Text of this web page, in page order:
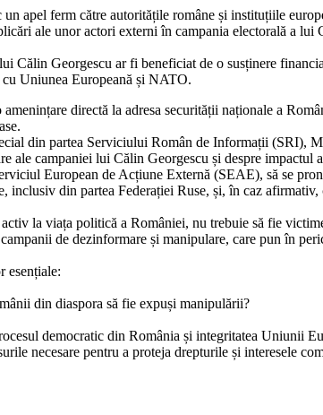
apel ferm către autoritățile române și instituțiile
ale unor actori externi în campania electorală a
Georgescu ar fi beneficiat de o susținere
Uniunea Europeană și NATO.
directă la adresa securității naționale a
din partea Serviciului Român de Informații (SRI),
ale campaniei lui Călin Georgescu și despre impactul
European de Acțiune Externă (SEAE), să se
inclusiv din partea Federației Ruse, și, în caz
la viața politică a României, nu trebuie să fie
de dezinformare și manipulare, care pun în
esențiale:
din diaspora să fie expuși manipulării?
democratic din România și integritatea Uniunii
necesare pentru a proteja drepturile și interesele